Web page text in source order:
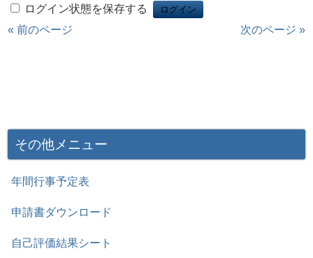
ログイン状態を保存する
« 前のページ
次のページ »
その他メニュー
年間行事予定表
申請書ダウンロード
自己評価結果シート